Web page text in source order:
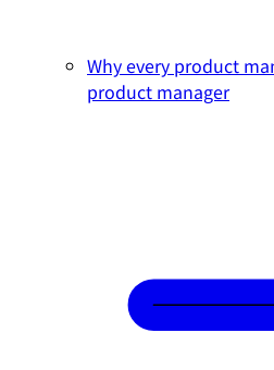
Why every product
product manager